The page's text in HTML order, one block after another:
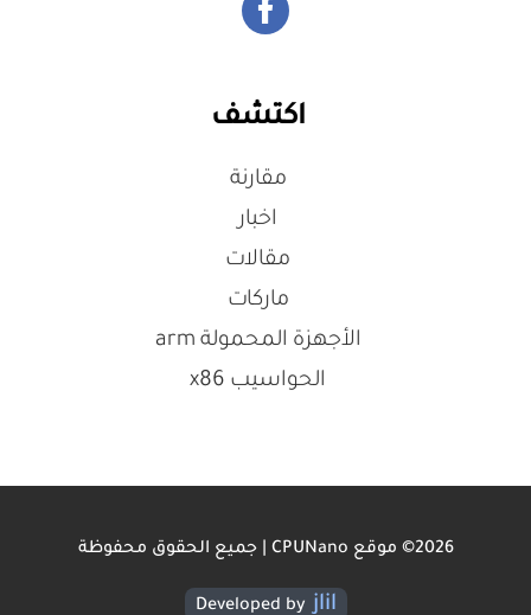
اكتشف
مقارنة
اخبار
مقالات
ماركات
الأجهزة المحمولة arm
الحواسيب x86
2026© موقع CPUNano | جميع الحقوق محفوظة
Developed by jlil